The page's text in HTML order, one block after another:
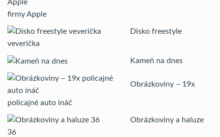
firmy Apple
Disko freestyle
veverička
Kameň na dnes
Obrázkoviny – 19x
policajné auto ináč
Obrázkoviny a haluze
36